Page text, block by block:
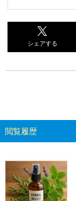
シェアする
閲覧履歴